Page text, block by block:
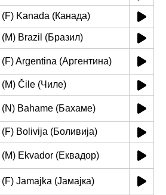
(F) Kanada (Канада)
(M) Brazil (Бразил)
(F) Argentina (Аргентина)
(M) Čile (Чиле)
(N) Bahame (Бахаме)
(F) Bolivija (Боливија)
(M) Ekvador (Еквадор)
(F) Jamajka (Јамајка)